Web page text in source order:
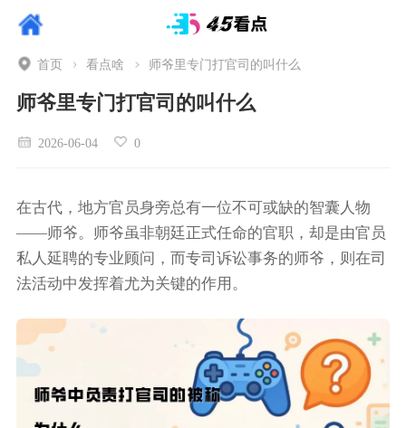
首页 看点啥 师爷里专门打官司的叫什么
师爷里专门打官司的叫什么
2026-06-04 0
在古代，地方官员身旁总有一位不可或缺的智囊人物
——师爷。师爷虽非朝廷正式任命的官职，却是由官员
私人延聘的专业顾问，而专司诉讼事务的师爷，则在司
法活动中发挥着尤为关键的作用。